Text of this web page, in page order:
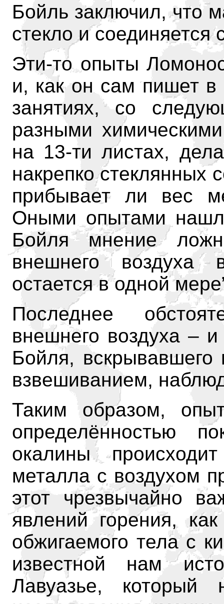
Бойль заключил, что
стекло и соединяется
Эти-то опыты
и, как он сам пишет в
занятиях, со
разными
на 13-ти листах,
накрепко стеклянных
прибывает ли вес
Оными опытами
Бойля мнение
внешнего воздуха
остается в одной
Последнее
внешнего воздуха –
Бойля, вскрывавшего
взвешиванием,
Таким образом,
определённостью
окалины
металла с воздухом
этот чрезвычайно
явлений горения,
обжигаемого тела с
известной нам
Лавуазье, который